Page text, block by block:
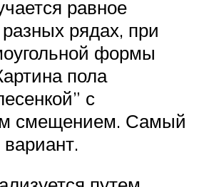
равное
рядах, при
формы
пола
с
смещением. Самый